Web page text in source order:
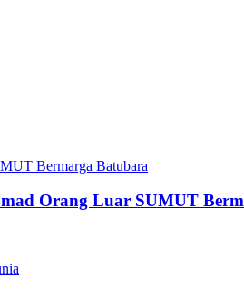
Orang Luar SUMUT